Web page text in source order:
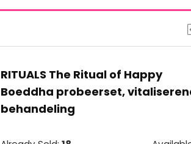
RITUALS The Ritual of Happy
Boeddha probeerset,
behandeling